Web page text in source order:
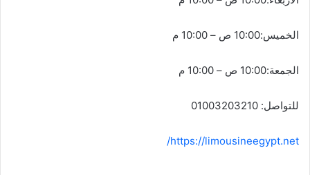
الخميس:10:00 ص – 10:00 م
الجمعة:10:00 ص – 10:00 م
للتواصل: 01003203210
https://limousineegypt.net/